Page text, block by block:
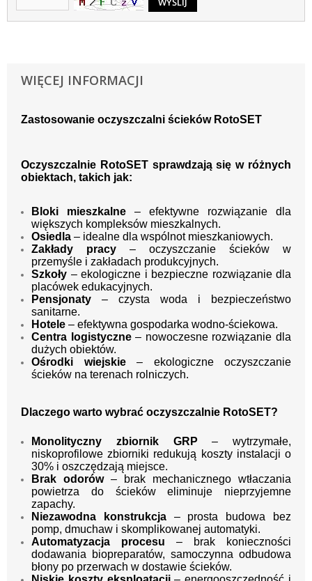
WIĘCEJ INFORMACJI
Zastosowanie oczyszczalni ścieków RotoSET
Oczyszczalnie RotoSET sprawdzają się w różnych
obiektach, takich jak:
Bloki mieszkalne – efektywne rozwiązanie dla
większych kompleksów mieszkalnych.
Osiedla – idealne dla wspólnot mieszkaniowych.
Zakłady pracy – oczyszczanie ścieków w
przemyśle i zakładach produkcyjnych.
Szkoły – ekologiczne i bezpieczne rozwiązanie dla
placówek edukacyjnych.
Pensjonaty – czysta woda i bezpieczeństwo
sanitarne.
Hotele – efektywna gospodarka wodno-ściekowa.
Centra logistyczne– nowoczesne rozwiązanie dla
dużych obiektów.
Ośrodki wiejskie– ekologiczne oczyszczanie
ścieków na terenach rolniczych.
Dlaczego warto wybrać oczyszczalnie RotoSET?
Monolityczny zbiornik GRP – wytrzymałe,
niskoprofilowe zbiorniki redukują koszty instalacji o
30% i oszczędzają miejsce.
Brak odorów– brak mechanicznego wtłaczania
powietrza do ścieków eliminuje nieprzyjemne
zapachy.
Niezawodna konstrukcja– prosta budowa bez
pomp, dmuchaw i skomplikowanej automatyki.
Automatyzacja procesu – brak konieczności
dodawania biopreparatów, samoczynna odbudowa
błony po przerwach w dostawie ścieków.